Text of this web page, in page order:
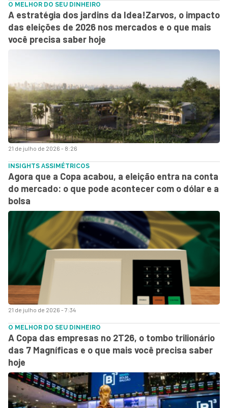
21 de julho de 2026 - 8:26
O MELHOR DO SEU DINHEIRO
A estratégia dos jardins da Idea!Zarvos, o impacto
das eleições de 2026 nos mercados e o que mais
você precisa saber hoje
21 de julho de 2026 - 7:34
INSIGHTS ASSIMÉTRICOS
Agora que a Copa acabou, a eleição entra na conta
do mercado: o que pode acontecer com o dólar e a
bolsa
O MELHOR DO SEU DINHEIRO
A Copa das empresas no 2T26, o tombo trilionário
das 7 Magníficas e o que mais você precisa saber
hoje